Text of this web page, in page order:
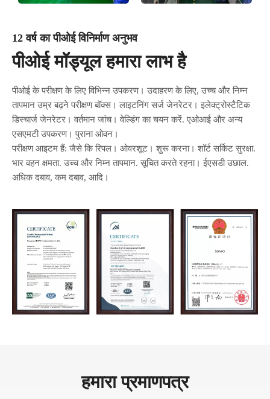
12 वर्ष का पीओई विनिर्माण अनुभव
पीओई मॉड्यूल हमारा लाभ है
पीओई के परीक्षण के लिए विभिन्न उपकरण। उदाहरण के लिए, उच्च और निम्न
तापमान उम्र बढ़ने परीक्षण बॉक्स। लाइटनिंग सर्ज जेनरेटर। इलेक्ट्रोस्टैटिक
डिस्चार्ज जेनरेटर। वर्तमान जांच। वेल्डिंग का चयन करें. एओआई और अन्य
एसएमटी उपकरण। पुराना ओवन।
परीक्षण आइटम हैं: जैसे कि रिपल। ओवरशूट। शुरू करना। शॉर्ट सर्किट सुरक्षा.
भार वहन क्षमता. उच्च और निम्न तापमान. सूचित करते रहना। ईएसडी उछाल.
अधिक दबाव, कम दबाव, आदि।
हमारा प्रमाणपत्र